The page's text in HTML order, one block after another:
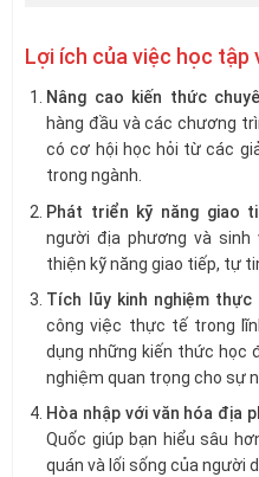
Lợi ích của việc học tập
Nâng cao kiến thức
hàng đầu và các chương
có cơ hội học hỏi từ các
trong ngành.
Phát triển kỹ năng giao
người địa phương và sinh
thiện kỹ năng giao tiếp, tự
Tích lũy kinh nghiệm thực
công việc thực tế trong
dụng những kiến thức học
nghiệm quan trọng cho sự
Hòa nhập với văn hóa địa
Quốc giúp bạn hiểu sâu
quán và lối sống của người